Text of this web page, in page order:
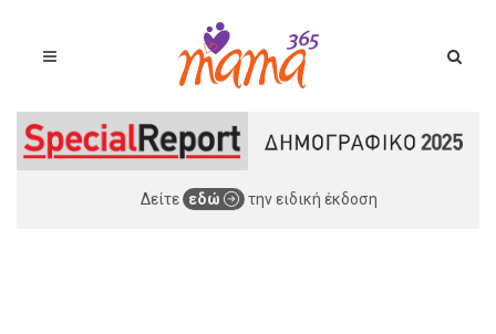
Δείτε εδώ την ειδική έκδοση